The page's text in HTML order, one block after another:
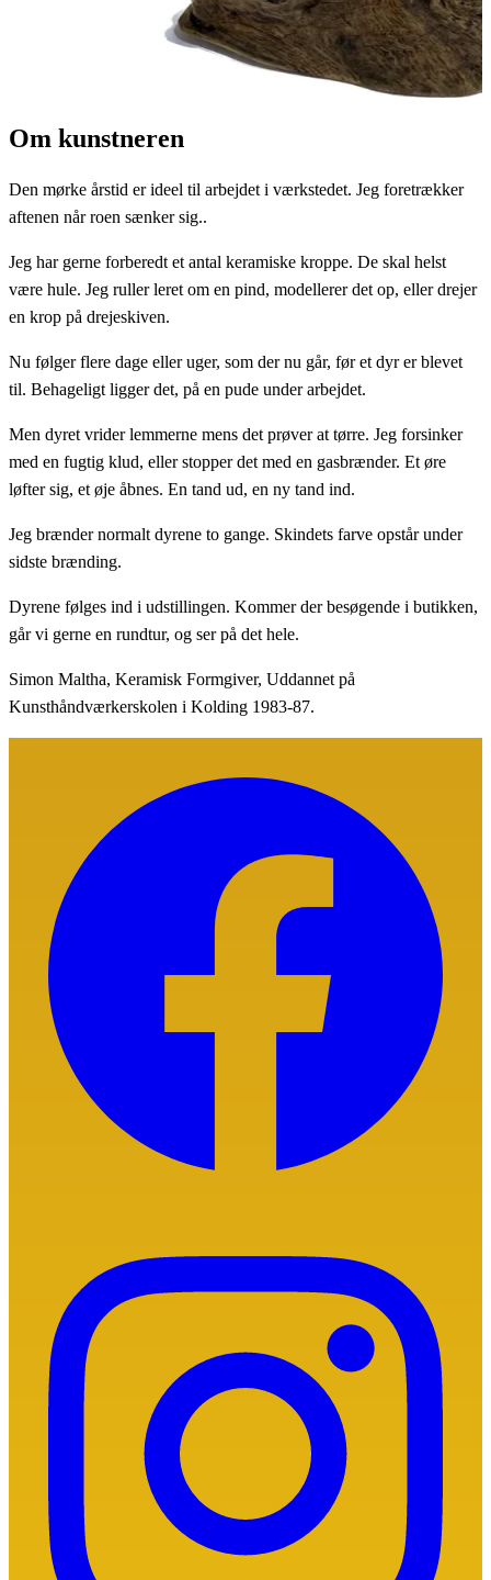
Om kunstneren
Den mørke årstid er ideel til arbejdet i værkstedet. Jeg foretrækker
aftenen når roen sænker sig..
Jeg har gerne forberedt et antal keramiske kroppe. De skal helst
være hule. Jeg ruller leret om en pind, modellerer det op, eller drejer
en krop på drejeskiven.
Nu følger flere dage eller uger, som der nu går, før et dyr er blevet
til. Behageligt ligger det, på en pude under arbejdet.
Men dyret vrider lemmerne mens det prøver at tørre. Jeg forsinker
med en fugtig klud, eller stopper det med en gasbrænder. Et øre
løfter sig, et øje åbnes. En tand ud, en ny tand ind.
Jeg brænder normalt dyrene to gange. Skindets farve opstår under
sidste brænding.
Dyrene følges ind i udstillingen. Kommer der besøgende i butikken,
går vi gerne en rundtur, og ser på det hele.
Simon Maltha, Keramisk Formgiver, Uddannet på
Kunsthåndværkerskolen i Kolding 1983-87.